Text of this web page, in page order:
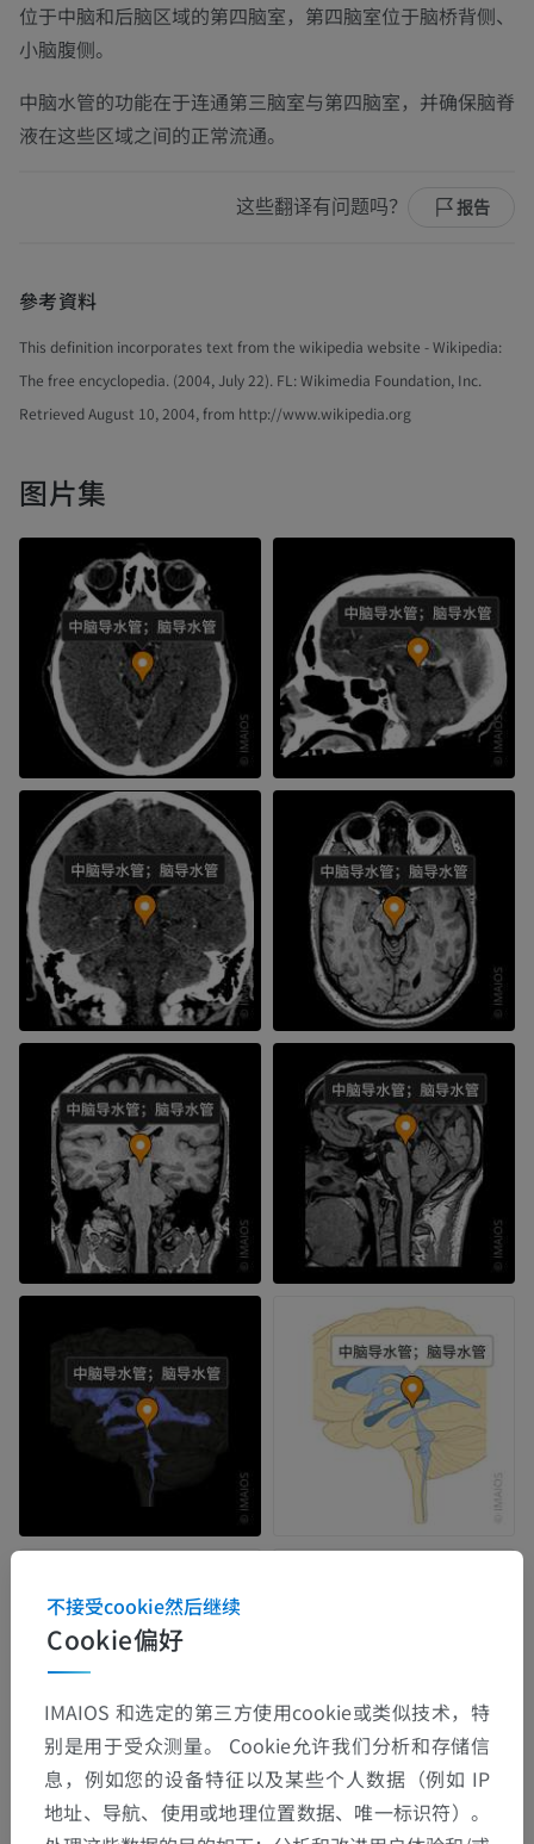
位于中脑和后脑区域的第四脑室，第四脑室位于脑桥背侧、
小脑腹侧。
中脑水管的功能在于连通第三脑室与第四脑室，并确保脑脊
液在这些区域之间的正常流通。
这些翻译有问题吗？ 报告
參考資料
This definition incorporates text from the wikipedia website - Wikipedia:
The free encyclopedia. (2004, July 22). FL: Wikimedia Foundation, Inc.
Retrieved August 10, 2004, from http://www.wikipedia.org
图片集
Cookie偏好
不接受cookie然后继续
IMAIOS 和选定的第三方使用cookie或类似技术，特
别是用于受众测量。 Cookie允许我们分析和存储信
息，例如您的设备特征以及某些个人数据（例如 IP
地址、导航、使用或地理位置数据、唯一标识符）。